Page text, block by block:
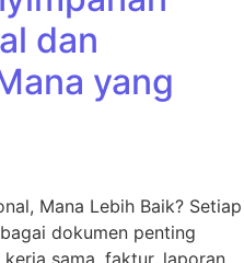
dan
yang
Mana Lebih Baik? Setiap
dokumen penting